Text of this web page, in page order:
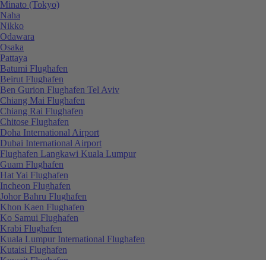
Minato (Tokyo)
Naha
Nikko
Odawara
Osaka
Pattaya
Batumi Flughafen
Beirut Flughafen
Ben Gurion Flughafen Tel Aviv
Chiang Mai Flughafen
Chiang Rai Flughafen
Chitose Flughafen
Doha International Airport
Dubai International Airport
Flughafen Langkawi Kuala Lumpur
Guam Flughafen
Hat Yai Flughafen
Incheon Flughafen
Johor Bahru Flughafen
Khon Kaen Flughafen
Ko Samui Flughafen
Krabi Flughafen
Kuala Lumpur International Flughafen
Kutaisi Flughafen